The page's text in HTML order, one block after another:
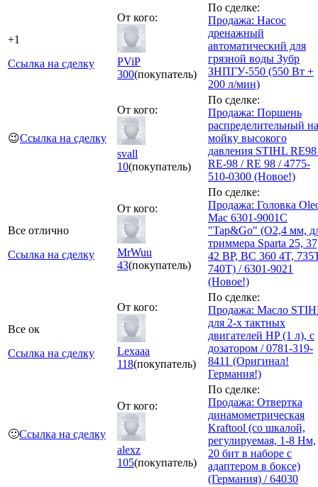
+1
Ссылка на сделку
От кого:
PViP
300(покупатель)
По сделке:
Продажа: Насос
дренажный
автоматический для
грязной воды Зубр
ЗНПГУ-550 (550 Вт +
200 л/мин)
😉Ссылка на сделку
От кого:
svall
10(покупатель)
По сделке:
Продажа: Поршень
распределительный на
мойку высокого
давления STIHL
RE-98 / RE 98 / 4775-
510-0300 (Новое!)
Все отлично
Ссылка на сделку
От кого:
MrWuu
43(покупатель)
По сделке:
Продажа: Головка
Mac 6301-9001С
"Tap&Go" (O2,4 мм,
триммера Sparta 25,
42 BP, BC 360 4T,
740T) / 6301-9021
(Новое!)
Все ок
Ссылка на сделку
От кого:
Lexaaa
118(покупатель)
По сделке:
Продажа: Масло
для 2-х тактных
двигателей HP (1 л), с
дозатором / 0781-319-
8411 (Оригинал!
Германия!)
🙂Ссылка на сделку
От кого:
alexz
105(покупатель)
По сделке:
Продажа: Отвертка
динамометрическая
Kraftool (со шкалой,
регулируемая, 1-8 Нм,
20 бит в наборе с
адаптером в боксе)
(Германия) / 64030